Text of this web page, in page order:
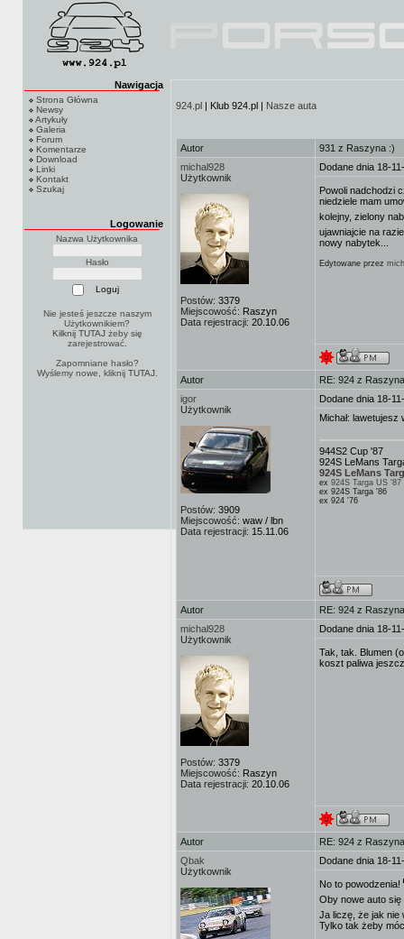
Nawigacja
Strona Główna
Newsy
Artykuły
Galeria
Forum
Komentarze
Download
Linki
Kontakt
Szukaj
Logowanie
Nazwa Użytkownika
Hasło
Nie jesteś jeszcze naszym
Użytkownikiem?
Kilknij TUTAJżeby się
zarejestrować.
Zapomniane hasło?
Wyślemy nowe, kliknij TUTAJ.
924.pl | Klub 924.pl | Nasze auta
Autor
931 z Raszyna :)
michal928
Użytkownik
Postów: 3379
Miejscowość: Raszyn
Data rejestracji: 20.10.06
Dodane dnia 18-
Powoli nadchodzi
niedziele mam
kolejny, zielony
ujawniajcie na
nowy nabytek...
Edytowane przez
Autor
RE: 924 z
igor
Użytkownik
Postów: 3909
Miejscowość: waw / lbn
Data rejestracji: 15.11.06
Dodane dnia 18-
Michał:
944S2 Cup '87
924S LeMans
924S LeMans
ex 924S Targa US '87
ex 924S Targa '86
ex 924 '76
Autor
RE: 924 z
michal928
Użytkownik
Postów: 3379
Miejscowość: Raszyn
Data rejestracji: 20.10.06
Dodane dnia 18-
Tak, tak. Blumen
koszt paliwa
Autor
RE: 924 z
Qbak
Użytkownik
Dodane dnia 18-
No to powodzenia!
Oby nowe auto się
Ja liczę, że jak
Tylko tak żeby